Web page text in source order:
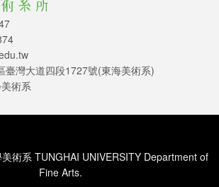
臺灣大道四段1727號(東海美術系)
術系
術系 TUNGHAI UNIVERSITY Department of
Fine Arts.